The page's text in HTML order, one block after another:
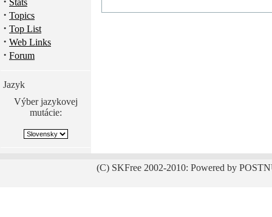
Stats
· Topics
· Top List
· Web Links
· Forum
Jazyk
Výber jazykovej
mutácie:
(C) SKFree 2002-2010: Powered by